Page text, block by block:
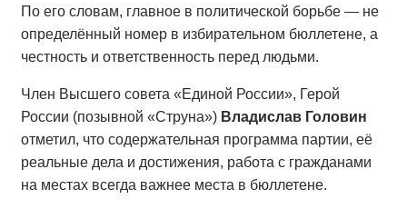
По его словам, главное в политической борьбе — не
определённый номер в избирательном бюллетене, а
честность и ответственность перед людьми.
Член Высшего совета «Единой России», Герой
России (позывной «Струна») Владислав Головин
отметил, что содержательная программа партии, её
реальные дела и достижения, работа с гражданами
на местах всегда важнее места в бюллетене.